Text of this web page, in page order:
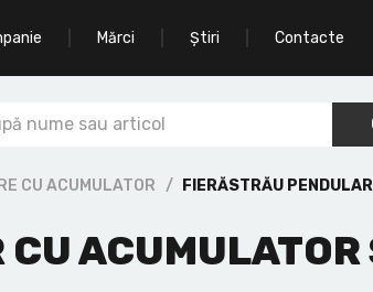
Mărci Știri Contacte
CU ACUMULATOR FIERĂSTRĂU